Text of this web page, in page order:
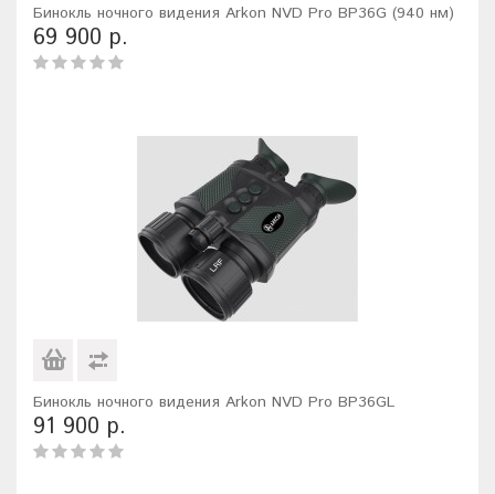
Бинокль ночного видения Arkon NVD Pro BP36G (940 нм)
69 900 р.
Бинокль ночного видения Arkon NVD Pro BP36GL
91 900 р.